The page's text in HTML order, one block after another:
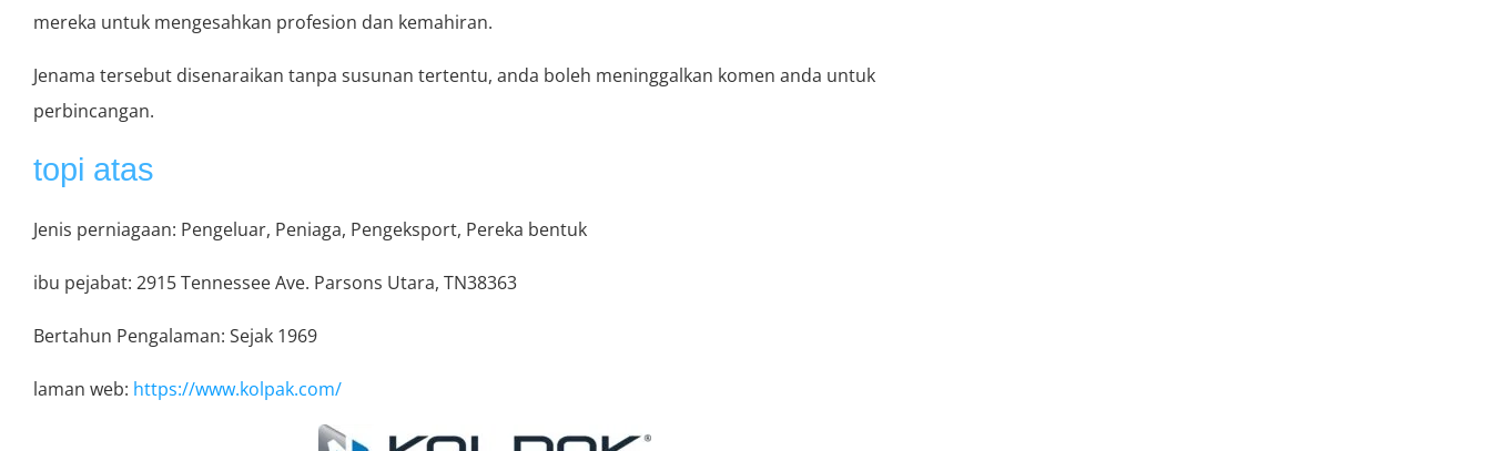
mereka untuk mengesahkan profesion dan kemahiran.
Jenama tersebut disenaraikan tanpa susunan tertentu, anda boleh meninggalkan komen anda untuk
perbincangan.
topi atas
Jenis perniagaan: Pengeluar, Peniaga, Pengeksport, Pereka bentuk
ibu pejabat: 2915 Tennessee Ave. Parsons Utara, TN38363
Bertahun Pengalaman: Sejak 1969
laman web: https://www.kolpak.com/